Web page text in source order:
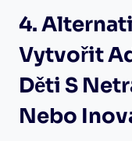
4.
Vytvořit
Děti S
Nebo